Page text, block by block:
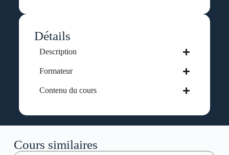
Détails
Description
Formateur
Contenu du cours
Cours similaires